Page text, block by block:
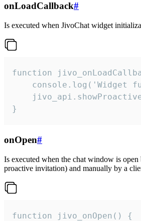
onLoadCallback#
Is executed when JivoChat widget
function
console.log('Widget
}
onOpen#
Is executed when the chat window is
proactive invitation) and manually by a
function jivo_onOpen() {